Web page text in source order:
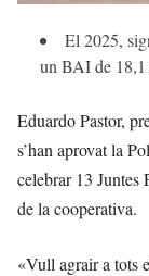
El 2025,
un BAI de
Eduardo Pastor,
s’han aprovat la
celebrar 13 Juntes
de la cooperativa.
«Vull agrair a tots